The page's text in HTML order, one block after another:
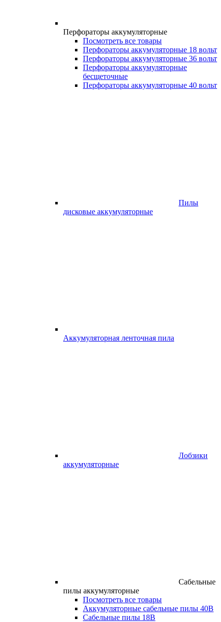
Перфораторы аккумуляторные
Посмотреть все товары
Перфораторы аккумуляторные 18 вольт
Перфораторы аккумуляторные 36 вольт
Перфораторы аккумуляторные
бесщеточные
Перфораторы аккумуляторные 40 вольт
Пилы
дисковые аккумуляторные
Аккумуляторная ленточная пила
Лобзики
аккумуляторные
Сабельные
пилы аккумуляторные
Посмотреть все товары
Аккумуляторные сабельные пилы 40В
Сабельные пилы 18В